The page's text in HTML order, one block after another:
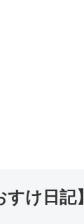
すけ日